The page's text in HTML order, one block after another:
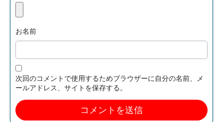
お名前
次回のコメントで使用するためブラウザーに自分の名前、メ
ールアドレス、サイトを保存する。